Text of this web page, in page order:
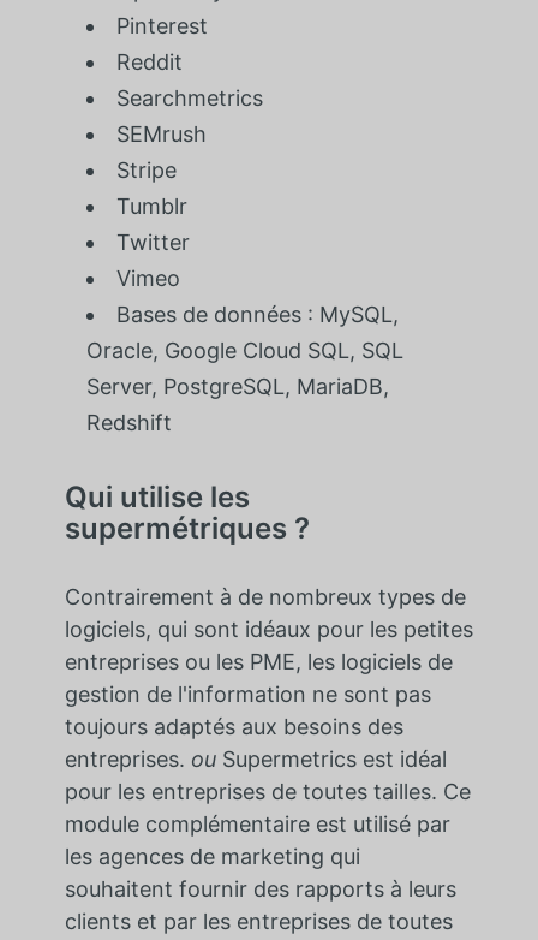
Pinterest
Reddit
Searchmetrics
SEMrush
Stripe
Tumblr
Twitter
Vimeo
Bases de données : MySQL,
Oracle, Google Cloud SQL, SQL
Server, PostgreSQL, MariaDB,
Redshift
Qui utilise les
supermétriques ?
Contrairement à de nombreux types de
logiciels, qui sont idéaux pour les petites
entreprises ou les PME, les logiciels de
gestion de l'information ne sont pas
toujours adaptés aux besoins des
entreprises. ou Supermetrics est idéal
pour les entreprises de toutes tailles. Ce
module complémentaire est utilisé par
les agences de marketing qui
souhaitent fournir des rapports à leurs
clients et par les entreprises de toutes